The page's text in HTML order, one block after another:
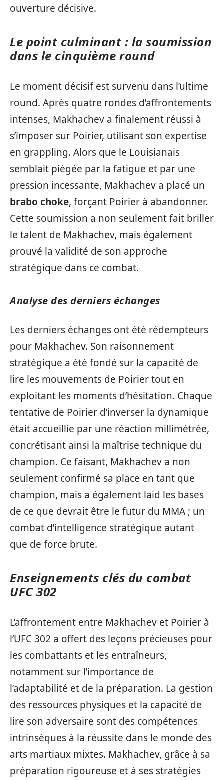
ouverture décisive.
Le point culminant : la soumission
dans le cinquième round
Le moment décisif est survenu dans l’ultime
round. Après quatre rondes d’affrontements
intenses, Makhachev a finalement réussi à
s’imposer sur Poirier, utilisant son expertise
en grappling. Alors que le Louisianais
semblait piégée par la fatigue et par une
pression incessante, Makhachev a placé un
brabo choke, forçant Poirier à abandonner.
Cette soumission a non seulement fait briller
le talent de Makhachev, mais également
prouvé la validité de son approche
stratégique dans ce combat.
Analyse des derniers échanges
Les derniers échanges ont été rédempteurs
pour Makhachev. Son raisonnement
stratégique a été fondé sur la capacité de
lire les mouvements de Poirier tout en
exploitant les moments d’hésitation. Chaque
tentative de Poirier d’inverser la dynamique
était accueillie par une réaction millimétrée,
concrétisant ainsi la maîtrise technique du
champion. Ce faisant, Makhachev a non
seulement confirmé sa place en tant que
champion, mais a également laid les bases
de ce que devrait être le futur du MMA ; un
combat d’intelligence stratégique autant
que de force brute.
Enseignements clés du combat
UFC 302
L’affrontement entre Makhachev et Poirier à
l’UFC 302 a offert des leçons précieuses pour
les combattants et les entraîneurs,
notamment sur l’importance de
l’adaptabilité et de la préparation. La gestion
des ressources physiques et la capacité de
lire son adversaire sont des compétences
intrinsèques à la réussite dans le monde des
arts martiaux mixtes. Makhachev, grâce à sa
préparation rigoureuse et à ses stratégies